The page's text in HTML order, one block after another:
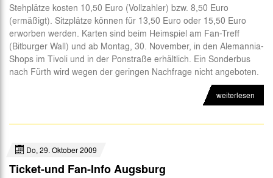
Stehplätze kosten 10,50 Euro (Vollzahler) bzw. 8,50 Euro
(ermäßigt). Sitzplätze können für 13,50 Euro oder 15,50 Euro
erworben werden. Karten sind beim Heimspiel am Fan-Treff
(Bitburger Wall) und ab Montag, 30. November, in den Alemannia-
Shops im Tivoli und in der Ponstraße erhältlich. Ein Sonderbus
nach Fürth wird wegen der geringen Nachfrage nicht angeboten.
weiterlesen
Do, 29. Oktober 2009
Ticket-und Fan-Info Augsburg